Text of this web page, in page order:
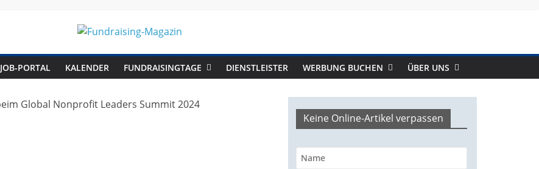
Fundraising-
Magazin
JOB-PORTAL KALENDER FUNDRAISINGTAGE DIENSTLEISTER WERBUNG BUCHEN ÜBER UNS
Keine Online-Artikel verpassen